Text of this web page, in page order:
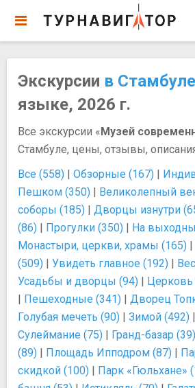
Экскурсии в Стамбуле
языке, 2026 г.
Все экскурсии «Музей
Стамбуле, цены, отзывы,
Все (558) | Обзорные (167) |
Пешком (350) | Великолепный
соборы (185) | Дворцы изнутри
(86) | Прогулки (350) | На
Монастыри, церкви, храмы (165) |
(509) | Увидеть главное (192) |
Усадьбы и дворцы (94) |
| Пешеходные (341) | Дворец
Голубая мечеть (90) | Зимой (492) |
Сулеймание (75) | Гранд-базар (39)
(89) | Площадь Ипподром (87) |
скидкой (100) | Парк «Гюльхане»